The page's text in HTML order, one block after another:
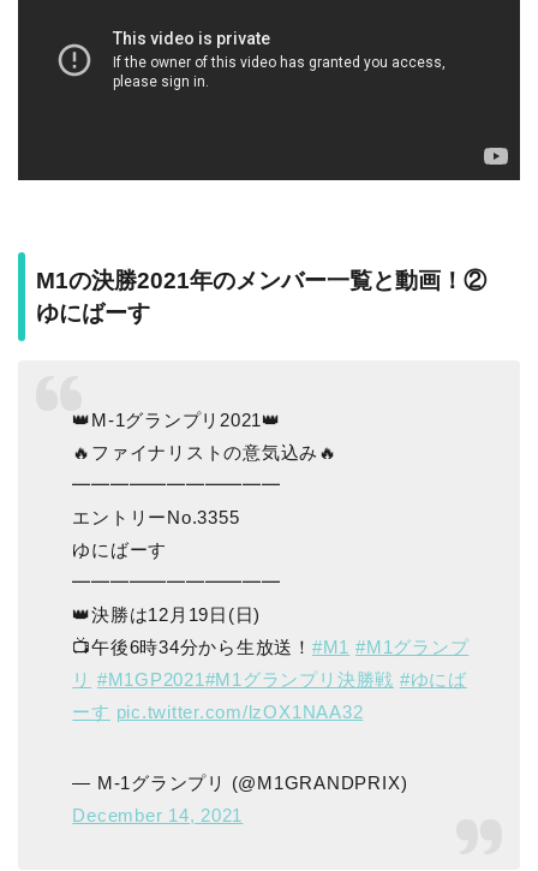
M1の決勝2021年のメンバー一覧と動画！②
ゆにばーす
👑M-1グランプリ2021👑
🔥ファイナリストの意気込み🔥
━━━━━━━━━━━
エントリーNo.3355
ゆにばーす
━━━━━━━━━━━
👑決勝は12月19日(日)
📺午後6時34分から生放送！ #M1 #M1グランプ
リ #M1GP2021#M1グランプリ決勝戦 #ゆにば
ーす pic.twitter.com/lzOX1NAA32
— M-1グランプリ (@M1GRANDPRIX)
December 14, 2021